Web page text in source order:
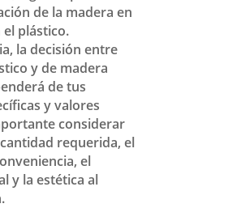
de la madera en
plástico.
la decisión entre
y de madera
de tus
y valores
considerar
requerida, el
el
y la estética al